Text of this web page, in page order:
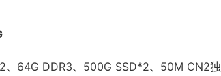
64G DDR3、500G SSD*2、50M CN2